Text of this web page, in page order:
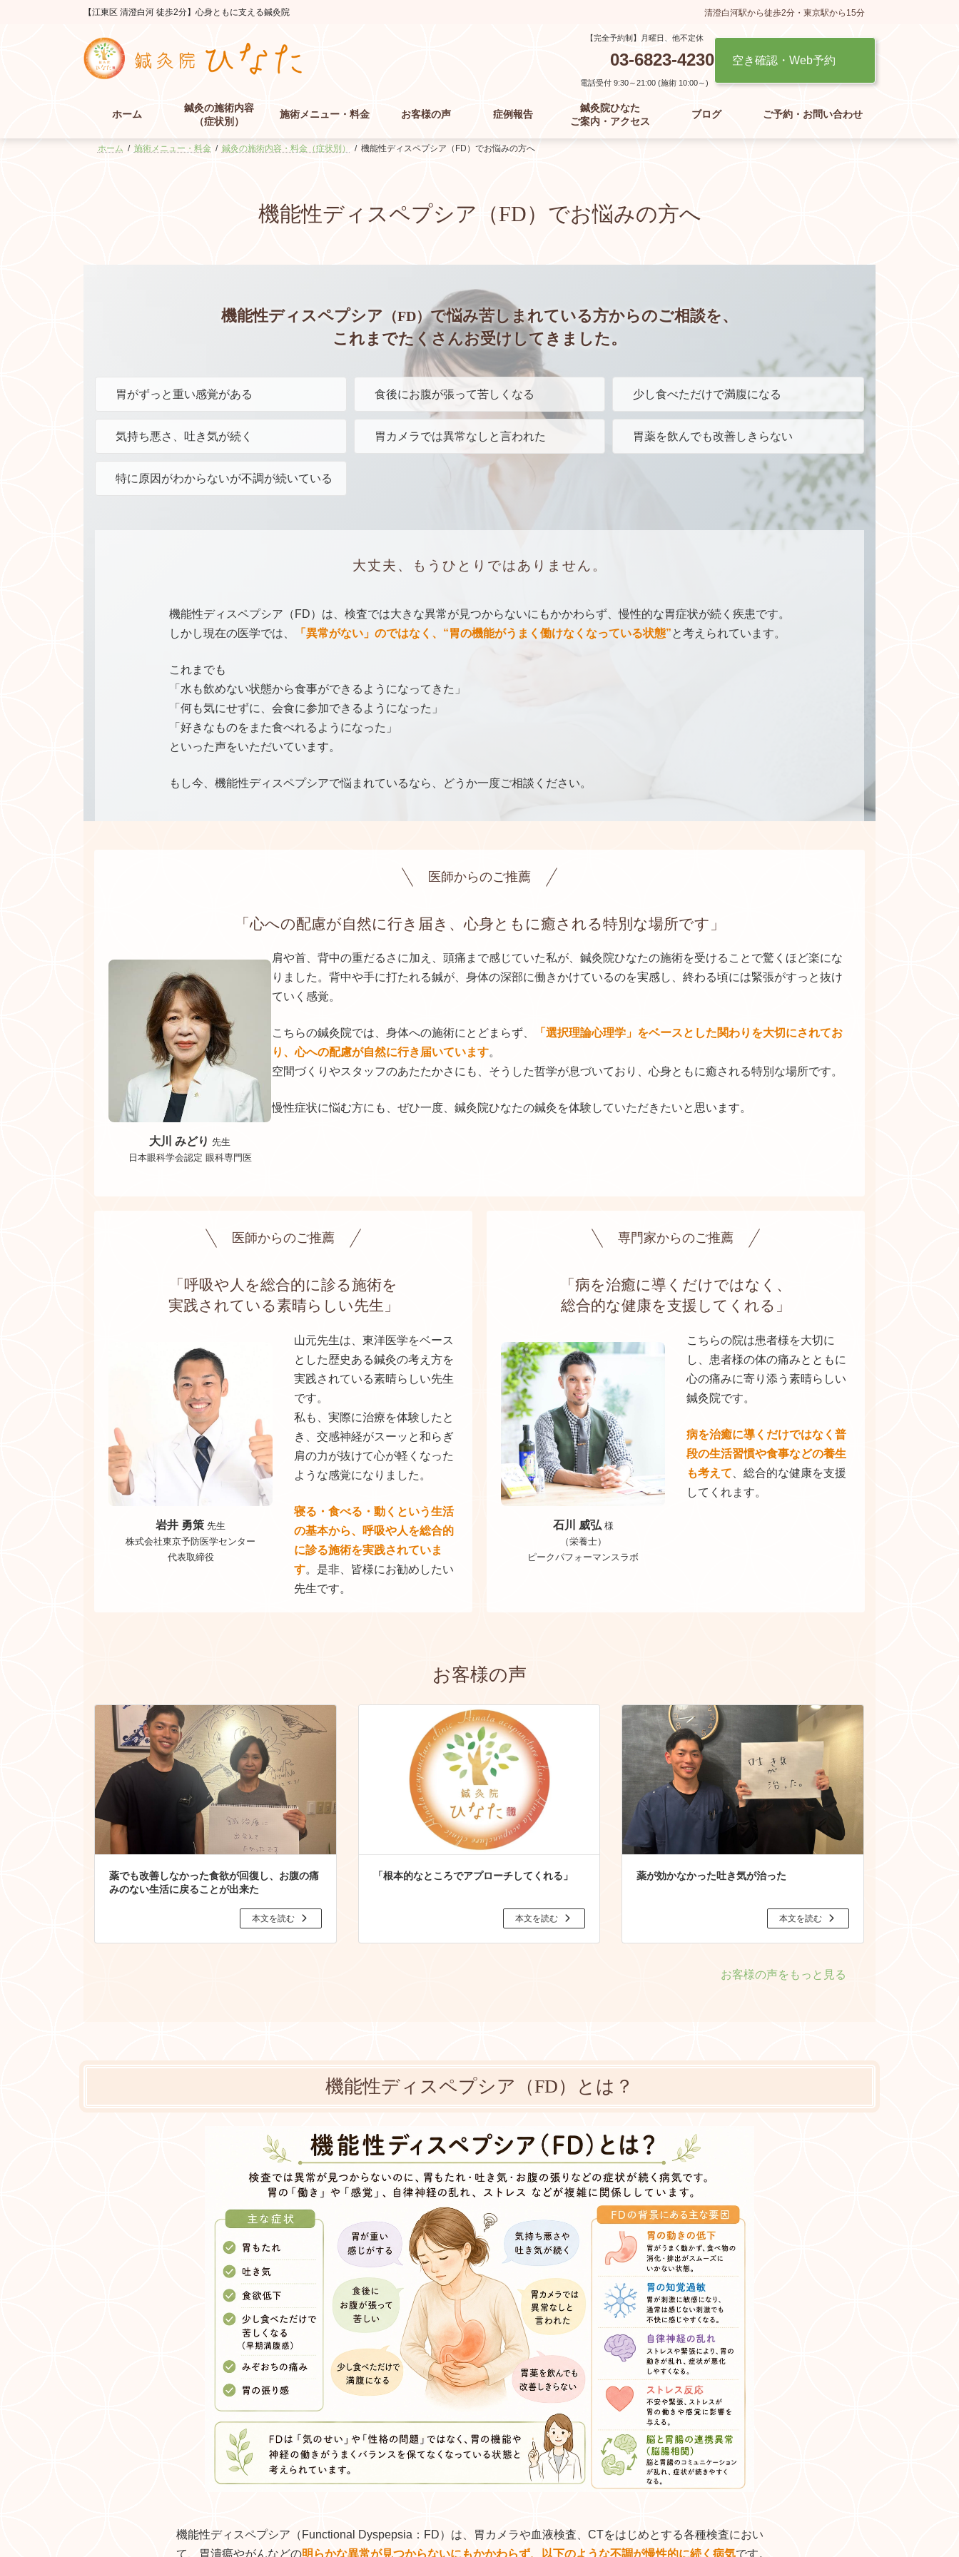
プ
動
【江東区 清澄白河 徒歩2分】心身ともに支える鍼灸院 清澄白河駅から徒歩2分・東京駅から15分
【完全予約制】月曜日、他不定休
03-6823-4230
電話受付 9:30～21:00 (施術 10:00～)
空き確認・Web予約
ホーム
鍼灸の施術内容
（症状別）
施術メニュー・料金 お客様の声 症例報告
鍼灸院ひなた
ご案内・アクセス
ブログ ご予約・お問い合わせ
ホーム 施術メニュー・料金 鍼灸の施術内容・料金（症状別） 機能性ディスペプシア（FD）でお悩みの方へ
機能性ディスペプシア （FD）でお悩みの方へ
機能性ディスペプシア （FD）で悩み苦しまれている方からのご相談を、
これまでたくさんお受けしてきました。
胃がずっと重い感覚がある 食後にお腹が張って苦しくなる 少し食べただけで満腹になる
気持ち悪さ、吐き気が続く 胃カメラでは異常なしと言われた 胃薬を飲んでも改善しきらない
特に原因がわからないが不調が続いている
大丈夫、 もうひとりではありません。
機能性ディスペプシア（FD）は、検査では大きな異常が見つからないにもかかわらず、慢性的な胃症状が続く疾患です。
しかし現在の医学では、
「異常がない」のではなく、“胃の機能がうまく働けなくなっている状態”と考えられています。
これまでも
「水も飲めない状態から食事ができるようになってきた」
「何も気にせずに、会食に参加できるようになった」
「好きなものをまた食べれるようになった」
といった声をいただいています。
もし今、機能性ディスペプシアで悩まれているなら、どうか一度ご相談ください。
医師からのご推薦
「心への配慮が自然に行き届き、心身ともに癒される特別な場所です」
大川 みどり先生
日本眼科学会認定 眼科専門医
肩や首、背中の重だるさに加え、頭痛まで感じていた私が、鍼灸院ひなたの施術を受けることで驚くほど楽にな
りました。 背中や手に打たれる鍼が、身体の深部に働きかけているのを実感し、終わる頃には緊張がすっと抜け
ていく感覚。
こちらの鍼灸院では、身体への施術にとどまらず、
「選択理論心理学」をベースとした関わりを大切にされてお
り、心への配慮が自然に行き届いています。
空間づくりやスタッフのあたたかさにも、そうした哲学が息づいており、心身ともに癒される特別な場所です。
慢性症状に悩む方にも、ぜひ一度、鍼灸院ひなたの鍼灸を体験していただきたいと思います。
医師からのご推薦
「呼吸や人を総合的に診る施術を
実践されている素晴らしい先生」
岩井 勇策 先生
株式会社東京予防医学センター
代表取締役
山元先生は、東洋医学をベース
とした歴史ある鍼灸の考え方を
実践されている素晴らしい先生
です。
私も、実際に治療を体験したと
き、交感神経がスーッと和らぎ
肩の力が抜けて心が軽くなった
ような感覚になりました。
寝る・食べる・動くという生活
の基本から、呼吸や人を総合的
に診る施術を実践されていま
す。是非、皆様にお勧めしたい
先生です。
専門家からのご推薦
「病を治癒に導くだけではなく、
総合的な健康を支援してくれる」
石川 威弘 様
（栄養士）
ピークパフォーマンスラボ
こちらの院は患者様を大切に
し、患者様の体の痛みとともに
心の痛みに寄り添う素晴らしい
鍼灸院です。
病を治癒に導くだけではなく普
段の生活習慣や食事などの養生
も考えて 、総合的な健康を支援
してくれます。
お客様の声
薬でも改善しなかった食欲が回復し、お腹の痛
みのない生活に戻ることが出来た
本文を読む
「根本的なところでアプローチしてくれる」
本文を読む
薬が効かなかった吐き気が治った
本文を読む
お客様の声をもっと見る
機能性ディスペプシア （FD）とは？
機能性ディスペプシア（Functional Dyspepsia：FD）は、胃カメラや血液検査、CTをはじめとする各種検査におい
て、胃潰瘍やがんなどの明らかな異常が見つからないにもかかわらず、以下のような不調が慢性的に続く病気です。